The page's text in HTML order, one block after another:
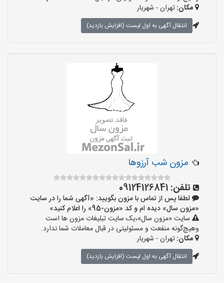
مکان:تهران - شهریار
انتقال آگهی به اول لیست (افزایش بازدید)
مزون شب آرزوها
تلفن: 09124126841
لطفا پس از تماس با مزون بگویید: «آگهی شما را در سایت
«مزون سال» دیده ام و کد «مزون-95» را اعلام کنید»
سایت «مزون سال»،یک سایت تبلیغات مزون ها است
وهیچ‌گونه منفعت و مسئولیتی در قبال معاملات شما ندارد.
مکان:تهران - شهریار
انتقال آگهی به اول لیست (افزایش بازدید)